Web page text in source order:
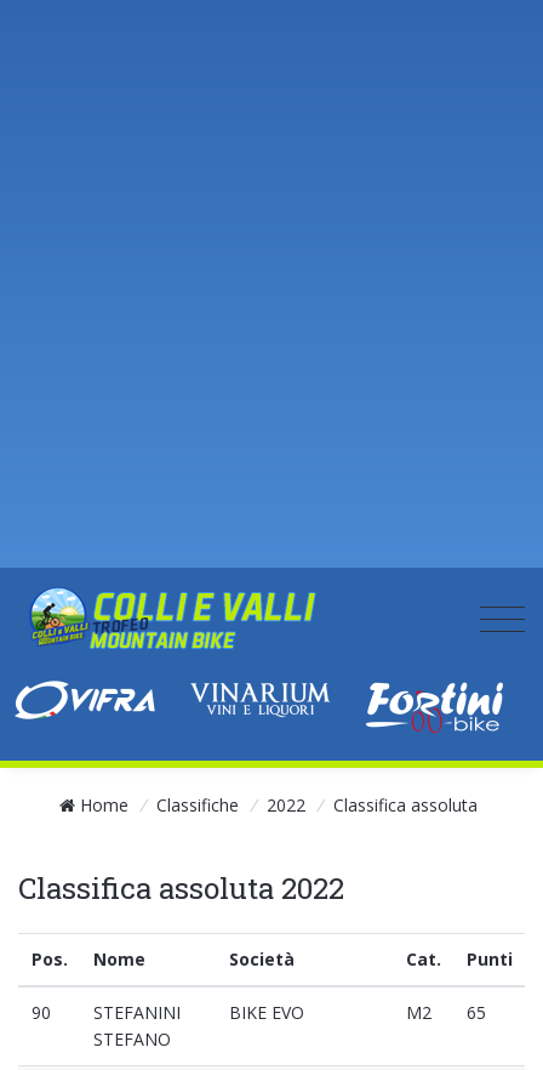
Home / Classifiche / 2022 / Classifica assoluta
Classifica assoluta 2022
Pos. Nome Società Cat. Punti
90
STEFANINI
STEFANO
BIKE EVO M2 65